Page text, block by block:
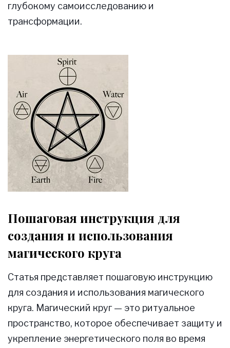
глубокому самоисследованию и
трансформации.
Пошаговая инструкция для
создания и использования
магического круга
Статья представляет пошаговую инструкцию
для создания и использования магического
круга. Магический круг — это ритуальное
пространство, которое обеспечивает защиту и
укрепление энергетического поля во время